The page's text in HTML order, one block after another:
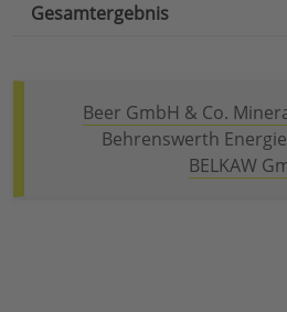
Gesamtergebnis
Beer GmbH & Co.
Behrenswerth
BELKAW